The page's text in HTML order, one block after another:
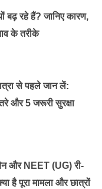
बढ़ रहे हैं? जानिए कारण,
के तरीके
से पहले जान लें:
और 5 जरूरी सुरक्षा
और NEET (UG) री-
है पूरा मामला और छात्रों